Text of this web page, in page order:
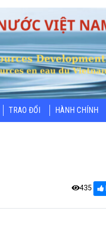
TRAO ĐỔI HÀNH CHÍNH
435